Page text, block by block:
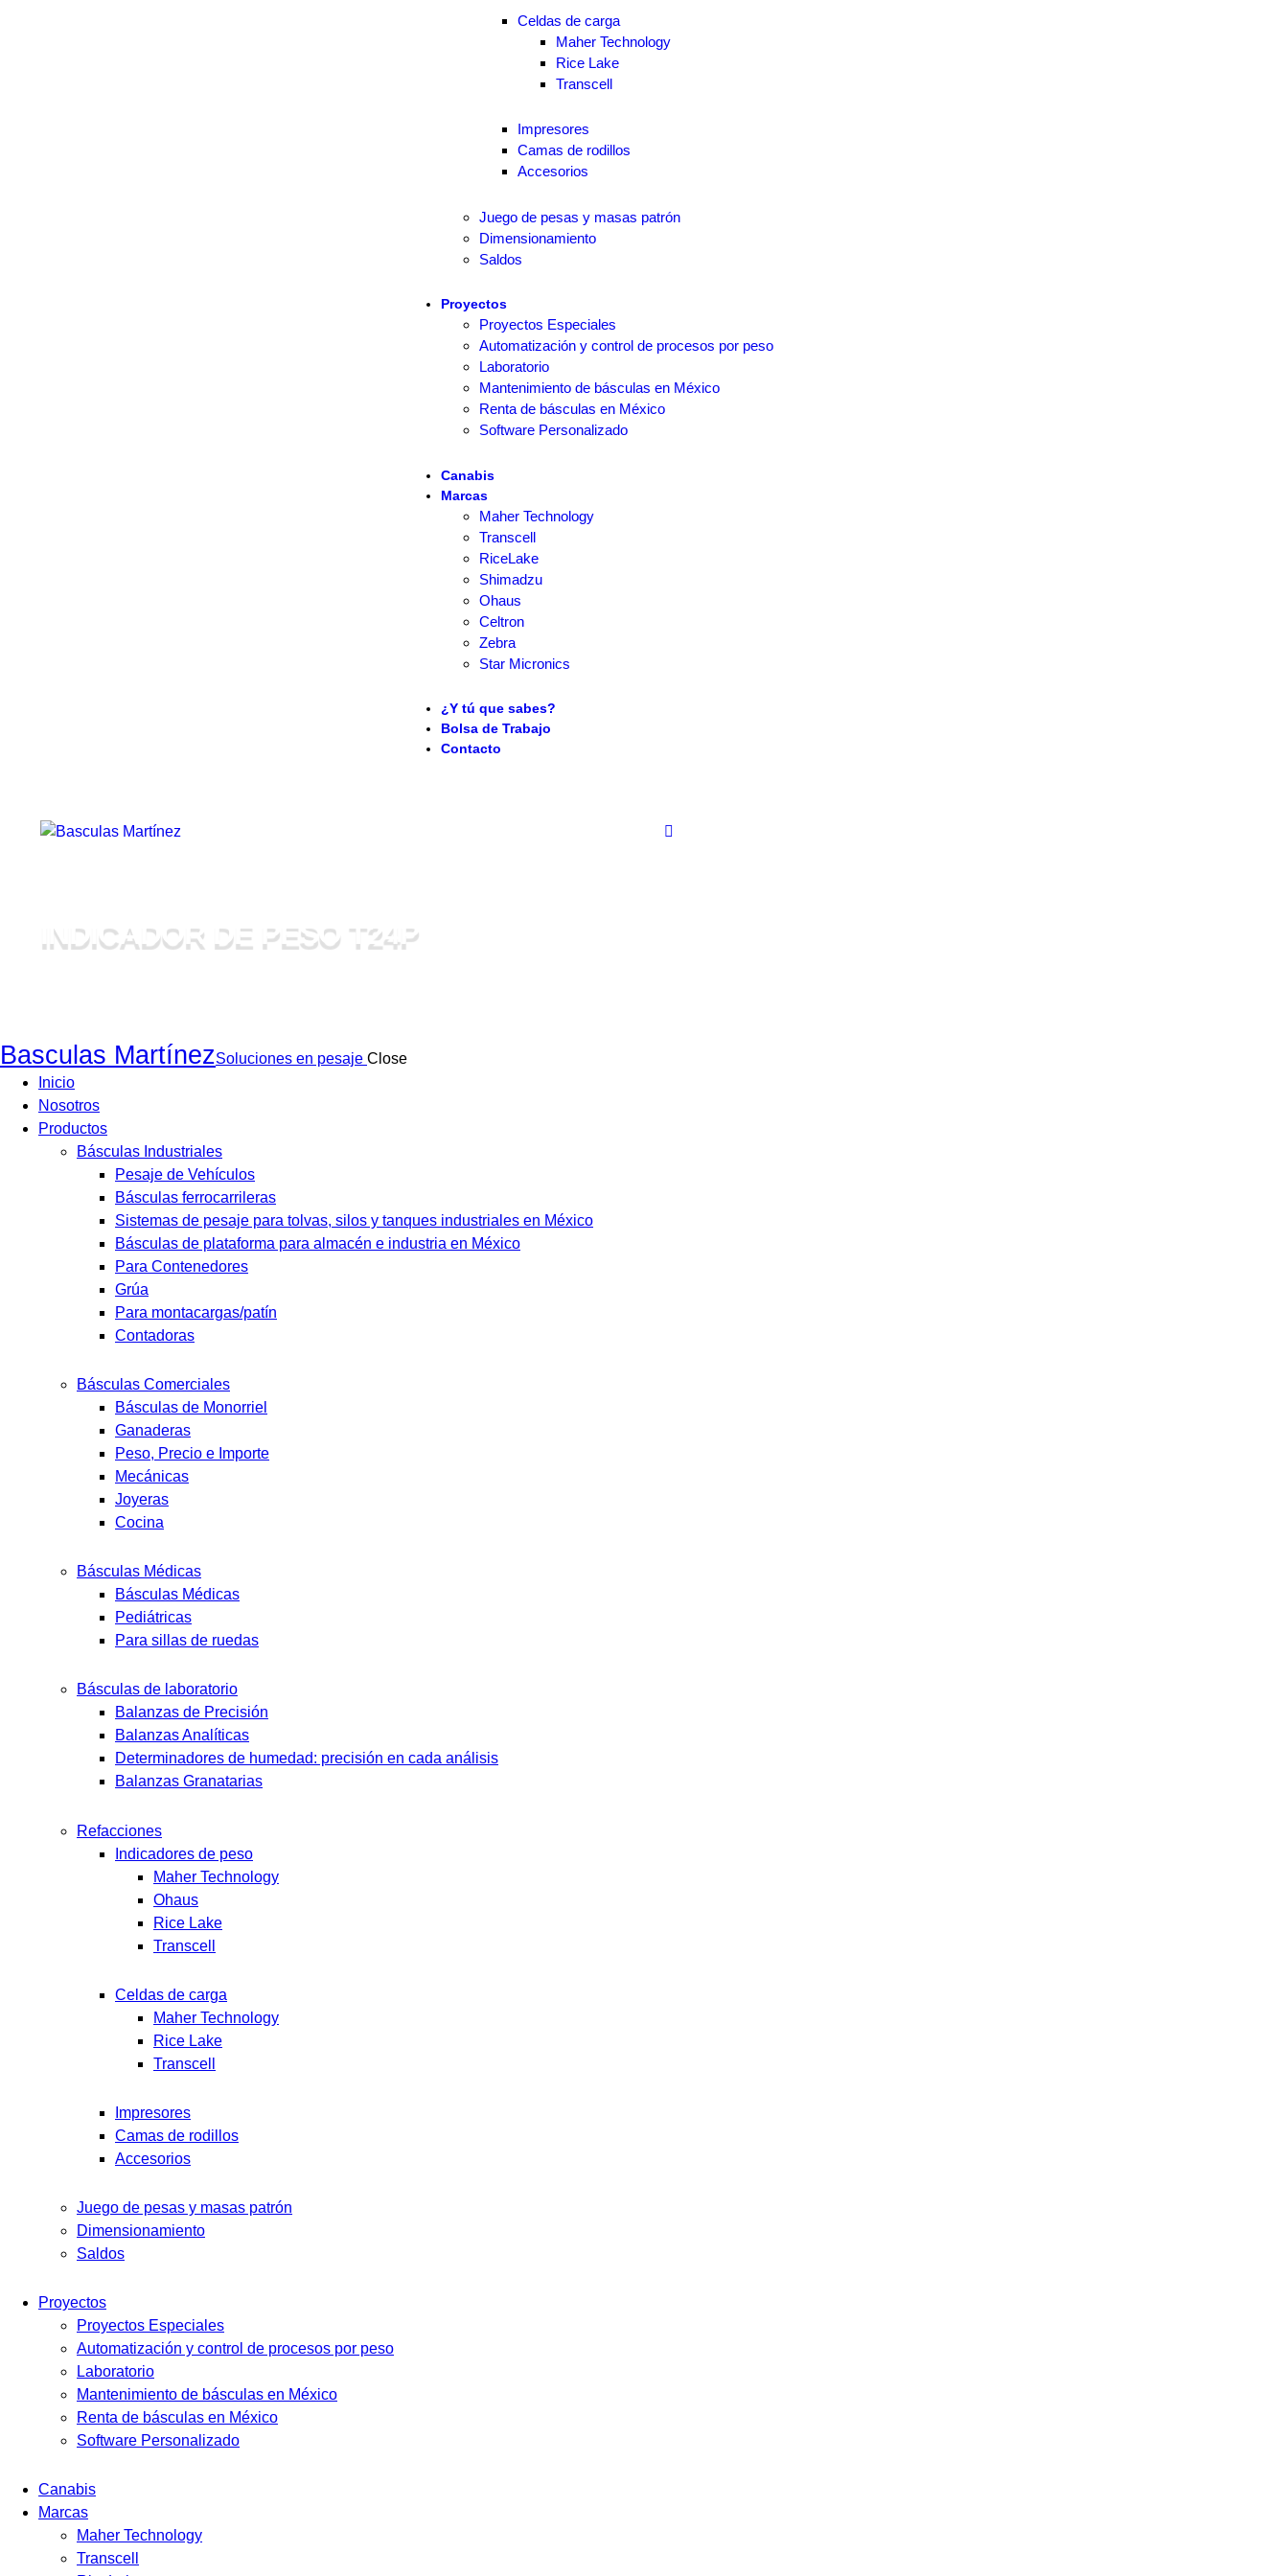
Celdas de carga
Maher Technology
Rice Lake
Transcell
Impresores
Camas de rodillos
Accesorios
Juego de pesas y masas patrón
Dimensionamiento
Saldos
Proyectos
Proyectos Especiales
Automatización y control de procesos por peso
Laboratorio
Mantenimiento de básculas en México
Renta de básculas en México
Software Personalizado
Canabis
Marcas
Maher Technology
Transcell
RiceLake
Shimadzu
Ohaus
Celtron
Zebra
Star Micronics
¿Y tú que sabes?
Bolsa de Trabajo
Contacto
INDICADOR DE PESO T24P
Basculas MartínezSoluciones en pesaje Close
Inicio
Nosotros
Productos
Básculas Industriales
Pesaje de Vehículos
Básculas ferrocarrileras
Sistemas de pesaje para tolvas, silos y tanques industriales en México
Básculas de plataforma para almacén e industria en México
Para Contenedores
Grúa
Para montacargas/patín
Contadoras
Básculas Comerciales
Básculas de Monorriel
Ganaderas
Peso, Precio e Importe
Mecánicas
Joyeras
Cocina
Básculas Médicas
Básculas Médicas
Pediátricas
Para sillas de ruedas
Básculas de laboratorio
Balanzas de Precisión
Balanzas Analíticas
Determinadores de humedad: precisión en cada análisis
Balanzas Granatarias
Refacciones
Indicadores de peso
Maher Technology
Ohaus
Rice Lake
Transcell
Celdas de carga
Maher Technology
Rice Lake
Transcell
Impresores
Camas de rodillos
Accesorios
Juego de pesas y masas patrón
Dimensionamiento
Saldos
Proyectos
Proyectos Especiales
Automatización y control de procesos por peso
Laboratorio
Mantenimiento de básculas en México
Renta de básculas en México
Software Personalizado
Canabis
Marcas
Maher Technology
Transcell